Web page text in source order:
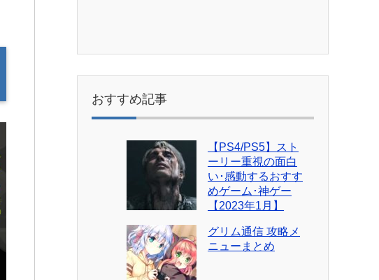
おすすめ記事
【PS4/PS5】スト
ーリー重視の面白
い･感動するおすす
めゲーム･神ゲー
【2023年1月】
グリム通信 攻略メ
ニューまとめ